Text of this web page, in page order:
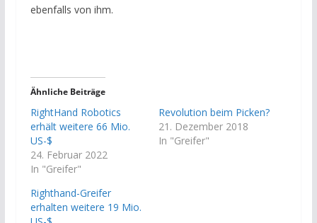
ebenfalls von ihm.
Ähnliche Beiträge
RightHand Robotics
erhält weitere 66 Mio.
US-$
24. Februar 2022
In "Greifer"
Revolution beim Picken?
21. Dezember 2018
In "Greifer"
Righthand-Greifer
erhalten weitere 19 Mio.